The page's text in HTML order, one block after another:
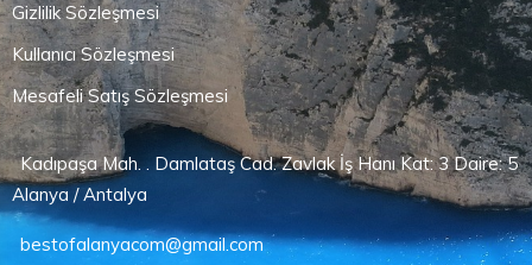
Gizlilik Sözleşmesi
Kullanıcı Sözleşmesi
Mesafeli Satış Sözleşmesi
Kadıpaşa Mah. . Damlataş Cad. Zavlak İş Hanı Kat: 3 Daire: 5
Alanya / Antalya
bestofalanyacom@gmail.com